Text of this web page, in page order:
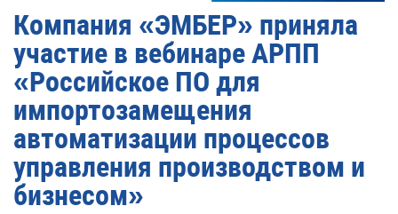
Компания «ЭМБЕР» приняла
участие в вебинаре АРПП
«Российское ПО для
импортозамещения
автоматизации процессов
управления производством и
бизнесом»